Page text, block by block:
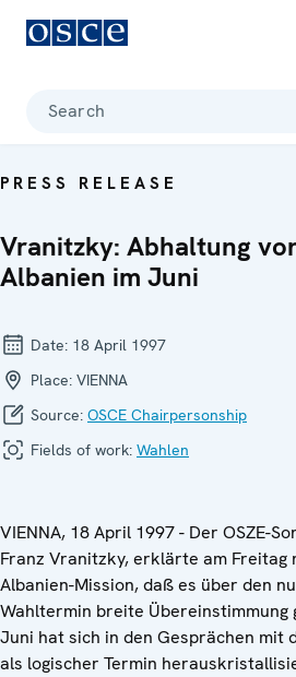
Search
PRESS RELEASE
Vranitzky: Abhaltung
Albanien im Juni
Date: 18 April 1997
Place: VIENNA
Source: OSCE Chairpersonship
Fields of work: Wahlen
VIENNA, 18 April 1997 - Der OSZE-
Franz Vranitzky, erklärte am Freitag
Albanien-Mission, daß es über den
Wahltermin breite Übereinstimmung
Juni hat sich in den Gesprächen mit
als logischer Termin